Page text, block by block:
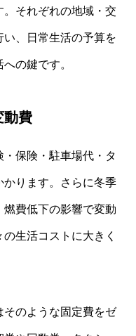
それぞれの地域・交
、日常生活の予算を
の鍵です。
動費
保険・駐車場代・タ
かります。さらに冬季
費低下の影響で変動
生活コストに大きく
のような固定費をゼ